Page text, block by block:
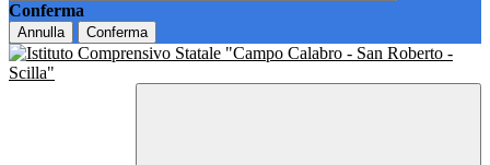
Conferma
Annulla Conferma